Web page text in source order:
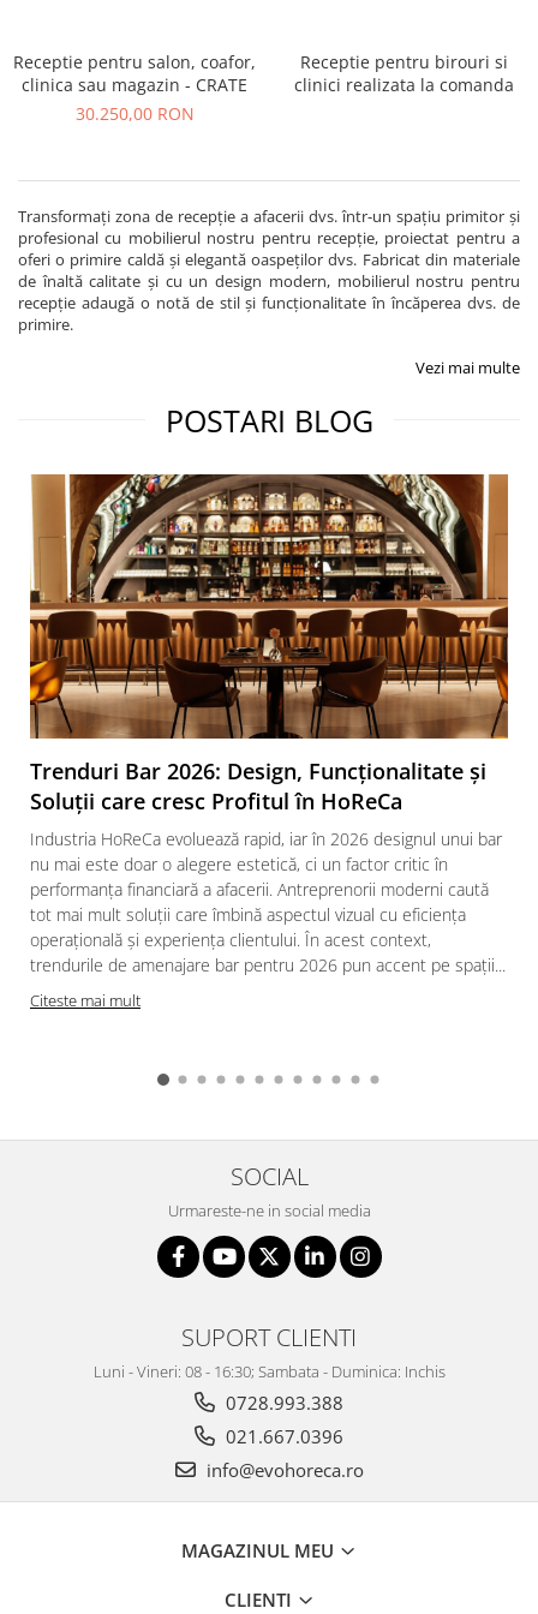
Accesorii
Blaturi de masa
Blaturi din Topalit
Blaturi din lemn masiv
Blaturi din HPL Compact
Blaturi din piatra naturala si
Receptie pentru salon, coafor,
clinica sau magazin - CRATE
30.250,00 RON
Receptie pentru birouri si
clinici realizata la comanda
Transformați zona de recepție a afacerii dvs. într-un spațiu primitor și
profesional cu mobilierul nostru pentru recepție, proiectat pentru a
oferi o primire caldă și elegantă oaspeților dvs. Fabricat din materiale
de înaltă calitate și cu un design modern, mobilierul nostru pentru
recepție adaugă o notă de stil și funcționalitate în încăperea dvs. de
primire.
Vezi mai multe
POSTARI BLOG
Trenduri Bar 2026: Design, Funcționalitate și
Soluții care cresc Profitul în HoReCa
Industria HoReCa evoluează rapid, iar în 2026 designul unui bar
nu mai este doar o alegere estetică, ci un factor critic în
performanța financiară a afacerii. Antreprenorii moderni caută
tot mai mult soluții care îmbină aspectul vizual cu eficiența
operațională și experiența clientului. În acest context,
trendurile de amenajare bar pentru 2026 pun accent pe spații...
Citeste mai mult
SOCIAL
Urmareste-ne in social media
SUPORT CLIENTI
Luni - Vineri: 08 - 16:30; Sambata - Duminica: Inchis
0728.993.388
021.667.0396
info@evohoreca.ro
MAGAZINUL MEU
CLIENTI